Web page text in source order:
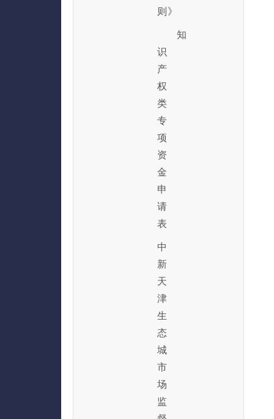
则》
知
识
产
权
类
专
项
资
金
申
请
表
中
新
天
津
生
态
城
市
场
监